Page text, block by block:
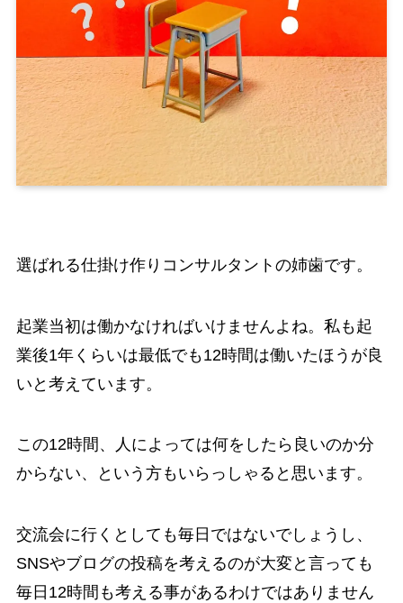
選ばれる仕掛け作りコンサルタントの姉歯です。
起業当初は働かなければいけませんよね。私も起
業後1年くらいは最低でも12時間は働いたほうが良
いと考えています。
この12時間、人によっては何をしたら良いのか分
からない、という方もいらっしゃると思います。
交流会に行くとしても毎日ではないでしょうし、
SNSやブログの投稿を考えるのが大変と言っても
毎日12時間も考える事があるわけではありません